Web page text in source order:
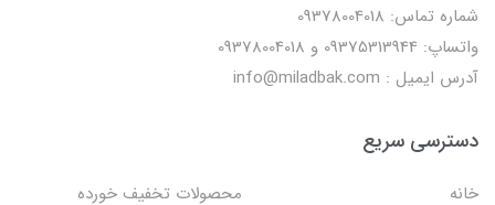
شماره تماس: 09378004018
واتساپ: 09375313944 و 09378004018
آدرس ایمیل : info@miladbak.com
دسترسی سریع
خانه محصولات تخفیف خورده